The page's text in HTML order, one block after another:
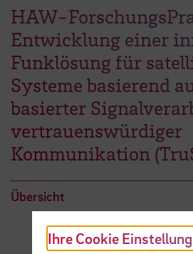
HAW-
Entwicklung einer
Funklösung für
Systeme basierend
basierter
vertrauenswürdiger
Kommunikation
Übersicht
Ihre Cookie